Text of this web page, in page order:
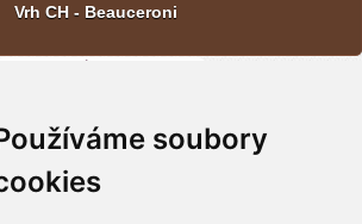
soubory
Vrh CH - Beauceroni